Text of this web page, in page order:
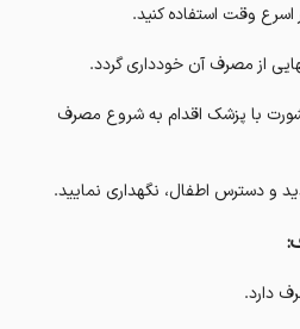
وقت استفاده کنید.
از مصرف آن خودداری گردد.
با پزشک اقدام به شروع مصرف
و دسترس اطفال، نگهداری نماييد.
دارد.